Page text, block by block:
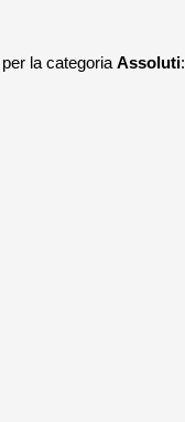
la categoria Assoluti: